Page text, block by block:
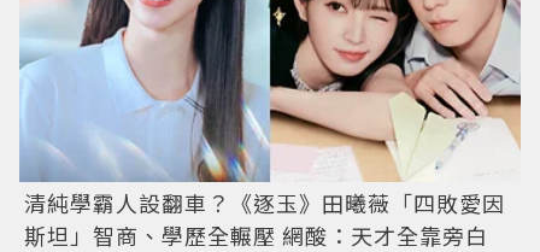
清純學霸人設翻車？《逐玉》田曦薇「四敗愛因
斯坦」智商、學歷全輾壓 網酸：天才全靠旁白